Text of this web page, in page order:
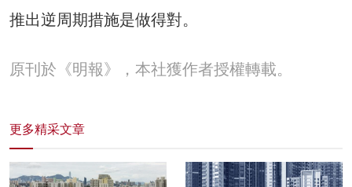
推出逆周期措施是做得對。
原刊於《明報》，本社獲作者授權轉載。
更多精采文章